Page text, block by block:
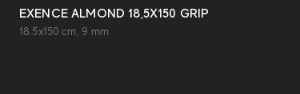
EXENCE ALMOND 18,5X150 GRIP
18.5x150 cm, 9 mm